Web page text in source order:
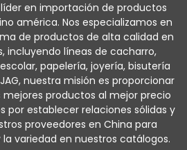
en importación de productos
américa. Nos especializamos en
de productos de alta calidad en
incluyendo líneas de cacharro,
papelería, joyería, bisutería
nuestra misión es proporcionar
productos al mejor precio
por establecer relaciones sólidas y
proveedores en China para
variedad en nuestros catálogos.